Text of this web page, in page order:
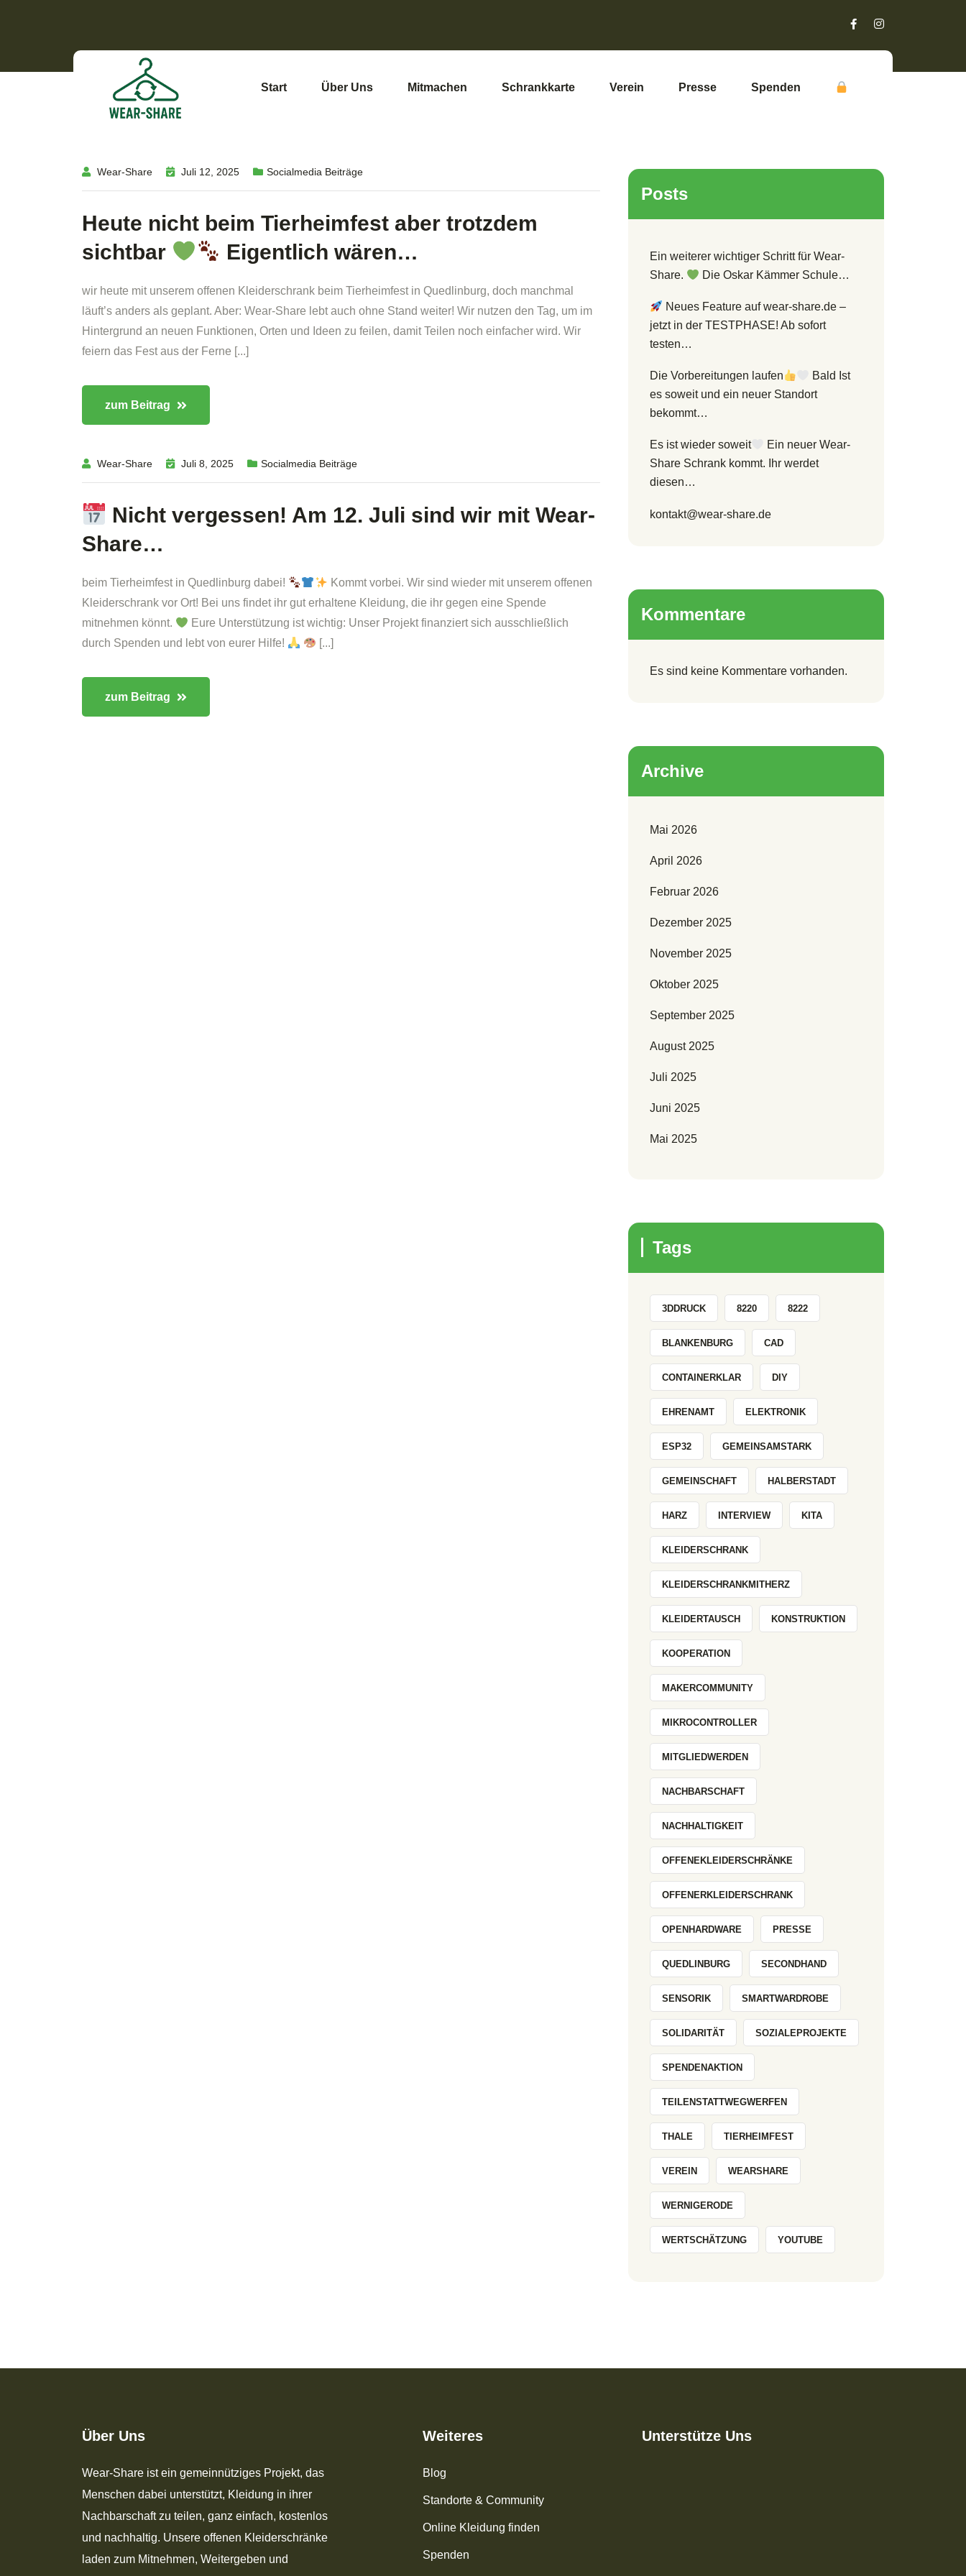
Start Über Uns Mitmachen Schrankkarte Verein Presse Spenden
Wear-Share Juli 12, 2025 Socialmedia Beiträge
Heute nicht beim Tierheimfest aber trotzdem
sichtbar
Eigentlich wären…
wir heute mit unserem offenen Kleiderschrank beim Tierheimfest in Quedlinburg, doch manchmal
läuft’s anders als geplant. Aber: Wear-Share lebt auch ohne Stand weiter! Wir nutzen den Tag, um im
Hintergrund an neuen Funktionen, Orten und Ideen zu feilen, damit Teilen noch einfacher wird. Wir
feiern das Fest aus der Ferne [...]
zum Beitrag
Wear-Share Juli 8, 2025 Socialmedia Beiträge
Nicht vergessen! Am 12. Juli sind wir mit Wear-
Share…
beim Tierheimfest in Quedlinburg dabei!
Kommt vorbei. Wir sind wieder mit unserem offenen
Kleiderschrank vor Ort! Bei uns findet ihr gut erhaltene Kleidung, die ihr gegen eine Spende
mitnehmen könnt.
Eure Unterstützung ist wichtig: Unser Projekt finanziert sich ausschließlich
durch Spenden und lebt von eurer Hilfe!
[...]
zum Beitrag
Posts
Ein weiterer wichtiger Schritt für Wear-
Share.
Die Oskar Kämmer Schule…
Neues Feature auf wear-share.de –
jetzt in der TESTPHASE! Ab sofort
testen…
Die Vorbereitungen laufen
Bald Ist
es soweit und ein neuer Standort
bekommt…
Es ist wieder soweit
Ein neuer Wear-
Share Schrank kommt. Ihr werdet
diesen…
kontakt@wear-share.de
Kommentare
Es sind keine Kommentare vorhanden.
Archive
Mai 2026
April 2026
Februar 2026
Dezember 2025
November 2025
Oktober 2025
September 2025
August 2025
Juli 2025
Juni 2025
Mai 2025
Tags
3DDRUCK 8220 8222
BLANKENBURG CAD
CONTAINERKLAR DIY
EHRENAMT ELEKTRONIK
ESP32 GEMEINSAMSTARK
GEMEINSCHAFT HALBERSTADT
HARZ INTERVIEW KITA
KLEIDERSCHRANK
KLEIDERSCHRANKMITHERZ
KLEIDERTAUSCH KONSTRUKTION
KOOPERATION
MAKERCOMMUNITY
MIKROCONTROLLER
MITGLIEDWERDEN
NACHBARSCHAFT
NACHHALTIGKEIT
OFFENEKLEIDERSCHRÄNKE
OFFENERKLEIDERSCHRANK
OPENHARDWARE PRESSE
QUEDLINBURG SECONDHAND
SENSORIK SMARTWARDROBE
SOLIDARITÄT SOZIALEPROJEKTE
SPENDENAKTION
TEILENSTATTWEGWERFEN
THALE TIERHEIMFEST
VEREIN WEARSHARE
WERNIGERODE
WERTSCHÄTZUNG YOUTUBE
Über Uns
Wear-Share ist ein gemeinnütziges Projekt, das
Menschen dabei unterstützt, Kleidung in ihrer
Nachbarschaft zu teilen, ganz einfach, kostenlos
und nachhaltig. Unsere offenen Kleiderschränke
laden zum Mitnehmen, Weitergeben und
Weiteres
Blog
Standorte & Community
Online Kleidung finden
Spenden
Unterstütze Uns